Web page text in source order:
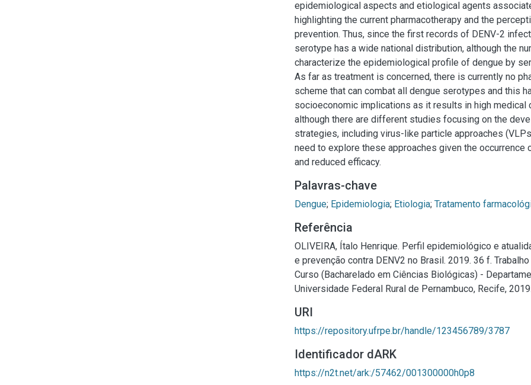
epidemiological aspects and etiological agents
highlighting the current pharmacotherapy and the
prevention. Thus, since the first records of DENV-2
serotype has a wide national distribution, although the
characterize the epidemiological profile of dengue by
As far as treatment is concerned, there is currently no
scheme that can combat all dengue serotypes and this
socioeconomic implications as it results in high medical
although there are different studies focusing on the
strategies, including virus-like particle approaches
need to explore these approaches given the occurrence
and reduced efficacy.
Palavras-chave
Dengue; Epidemiologia; Etiologia; Tratamento
Referência
OLIVEIRA, Ítalo Henrique. Perfil epidemiológico e
e prevenção contra DENV2 no Brasil. 2019. 36 f.
Curso (Bacharelado em Ciências Biológicas) -
Universidade Federal Rural de Pernambuco, Recife,
URI
https://repository.ufrpe.br/handle/123456789/3787
Identificador dARK
https://n2t.net/ark:/57462/001300000h0p8